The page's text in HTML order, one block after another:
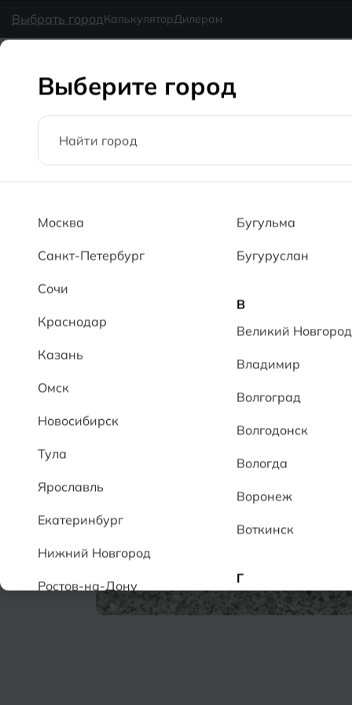
Выбрать городКалькуляторДилерам
наличии MG Ceramic- делаем красиво надолго
Каталог
Главная Каталог 59x59
Выберите город
Москва
Санкт-Петербург
Сочи
Краснодар
Казань
Омск
Новосибирск
Тула
Ярославль
Екатеринбург
Нижний Новгород
Ростов-на-Дону
Бугульма
Бугуруслан
В
Великий Новгород
Владимир
Волгоград
Волгодонск
Вологда
Воронеж
Воткинск
Г
Геленджик